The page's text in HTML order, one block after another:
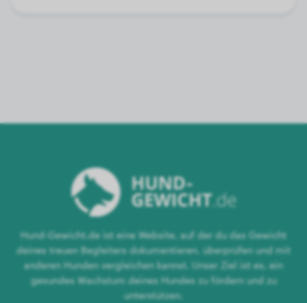
Hund-Gewicht.de ist eine Website, auf der du das Gewicht
deines treuen Begleiters dokumentieren, überprüfen und mit
anderen Hunden vergleichen kannst. Unser Ziel ist es, ein
gesundes Wachstum deines Hundes zu fördern und zu
unterstützen.